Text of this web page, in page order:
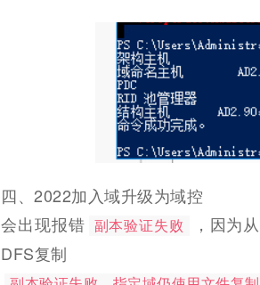
四、2022加入域升级为域控
会出现报错 副本验证失败
，因为
DFS复制